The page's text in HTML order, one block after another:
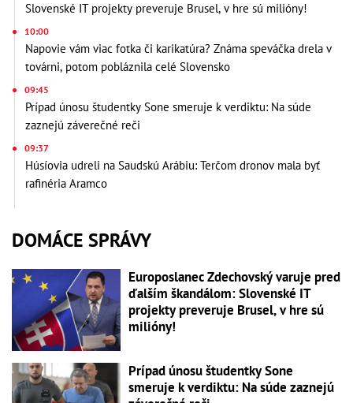
Slovenské IT projekty preveruje Brusel, v hre sú milióny!
10:00
Napovie vám viac fotka či karikatúra? Známa speváčka drela v
továrni, potom pobláznila celé Slovensko
09:45
Prípad únosu študentky Sone smeruje k verdiktu: Na súde
zaznejú záverečné reči
09:37
Húsíovia udreli na Saudskú Arábiu: Terčom dronov mala byť
rafinéria Aramco
DOMÁCE SPRÁVY
Europoslanec Zdechovský varuje pred
ďalším škandálom: Slovenské IT
projekty preveruje Brusel, v hre sú
milióny!
Prípad únosu študentky Sone
smeruje k verdiktu: Na súde zaznejú